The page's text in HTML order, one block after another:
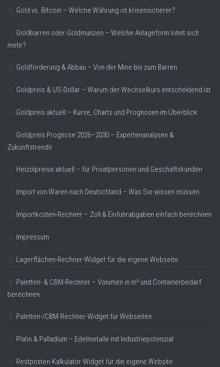
Gold vs. Bitcoin – Welche Währung ist krisensicherer?
Goldbarren oder Goldmünzen – Welche Anlageform lohnt sich
mehr?
Goldförderung & Abbau – Von der Mine bis zum Barren
Goldpreis & US-Dollar – Warum der Wechselkurs entscheidend ist
Goldpreis aktuell – Kurse, Charts und Prognosen im Überblick
Goldpreis Prognose 2026–2030 – Expertenanalysen &
Zukunftstrends
Heizölpreise aktuell – für Privatpersonen und Geschäftskunden
Import von Waren nach Deutschland – Was Sie wissen müssen
Importkosten-Rechner – Zoll & Einfuhrabgaben einfach berechnen
Impressum
Lagerflächen-Rechner-Widget für die eigene Webseite
Paletten- & CBM-Rechner – Volumen in m³ und Containerbedarf
berechnen
Paletten-/CBM-Rechner-Widget für Webseiten
Platin & Palladium – Edelmetalle mit Industriepotenzial
Restposten-Kalkulator-Widget für die eigene Website